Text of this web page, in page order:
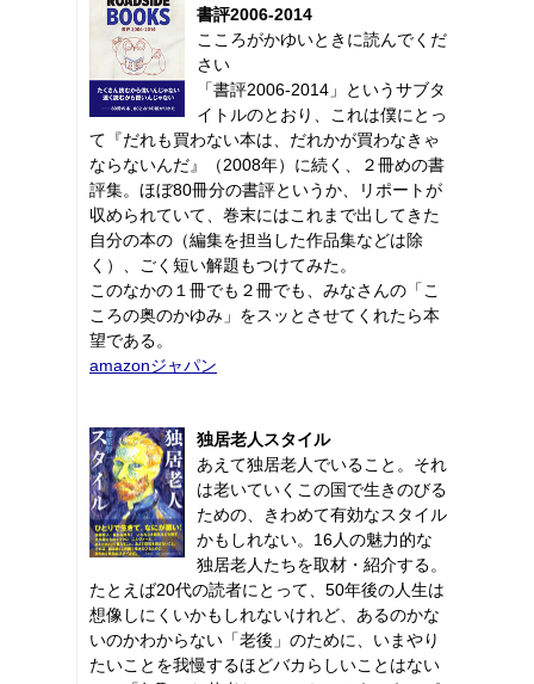
書評2006-2014
こころがかゆいときに読んでくだ
さい
「書評2006-2014」というサブタ
イトルのとおり、これは僕にとっ
て『だれも買わない本は、だれかが買わなきゃ
ならないんだ』（2008年）に続く、２冊めの書
評集。ほぼ80冊分の書評というか、リポートが
収められていて、巻末にはこれまで出してきた
自分の本の（編集を担当した作品集などは除
く）、ごく短い解題もつけてみた。
このなかの１冊でも２冊でも、みなさんの「こ
ころの奥のかゆみ」をスッとさせてくれたら本
望である。
amazonジャパン
独居老人スタイル
あえて独居老人でいること。それ
は老いていくこの国で生きのびる
ための、きわめて有効なスタイル
かもしれない。16人の魅力的な
独居老人たちを取材・紹介する。
たとえば20代の読者にとって、50年後の人生は
想像しにくいかもしれないけれど、あるのかな
いのかわからない「老後」のために、いまやり
たいことを我慢するほどバカらしいことはない